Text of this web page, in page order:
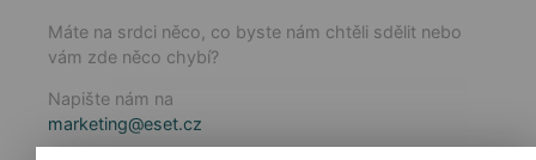
Máte na srdci něco, co byste nám chtěli sdělit nebo
vám zde něco chybí?
Napište nám na
marketing@eset.cz